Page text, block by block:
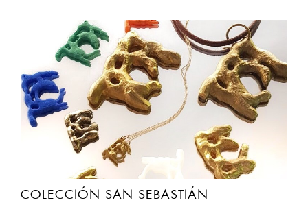
COLECCIÓN SAN SEBASTIÁN